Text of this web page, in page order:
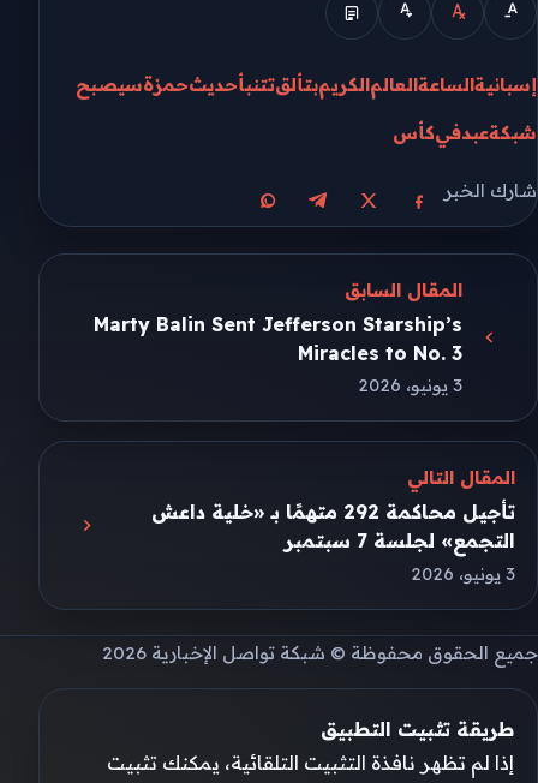
إسبانيةالساعةالعالمالكريمبتألقتتنبأحديثحمزةسيصبح
شبكةعبدفيكأس
شارك الخبر
مشاركة على فيسبوك
مشاركة على Xمشاركة على تيليجرام
مشاركة على واتساب
المقال السابق
Marty Balin Sent Jefferson Starship’s
Miracles to No. 3
3 يونيو، 2026
المقال التالي
تأجيل محاكمة 292 متهمًا بـ «خلية داعش
التجمع» لجلسة 7 سبتمبر
3 يونيو، 2026
جميع الحقوق محفوظة © شبكة تواصل الإخبارية 2026
طريقة تثبيت التطبيق
إذا لم تظهر نافذة التثبيت التلقائية، يمكنك تثبيت